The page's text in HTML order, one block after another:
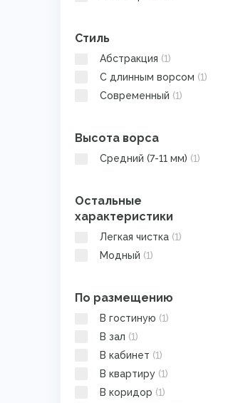
Стиль
Абстракция (1)
С длинным ворсом (1)
Современный (1)
Высота ворса
Средний (7-11 мм) (1)
Остальные
характеристики
Легкая чистка (1)
Модный (1)
По размещению
В гостиную (1)
В зал (1)
В кабинет (1)
В квартиру (1)
В коридор (1)